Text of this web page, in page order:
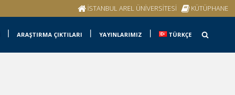
İSTANBUL AREL ÜNİVERSİTESİ KÜTÜPHANE
ARAŞTIRMA ÇIKTILARI YAYINLARIMIZ TÜRKÇE